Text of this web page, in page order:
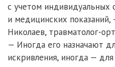
с учетом индивидуальных
и медицинских
Николаев, травматолог-
— Иногда его назначают
искривления, иногда —